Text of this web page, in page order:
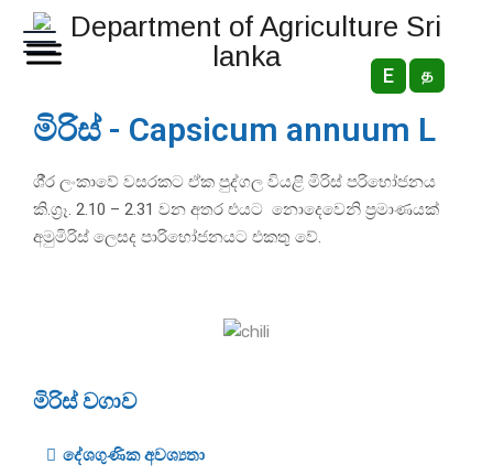
E த
මිරිස් - Capsicum annuum L
ශී‍්‍ර ලංකාවේ වසරකට ඒක පුද්ගල වියළි මිරිස් පරිභෝජනය
කි.ග‍්‍රෑ. 2.10 – 2.31 වන අතර එයට නොදෙවෙනි ප‍්‍රමාණයක්
අමුමිරිස් ලෙසද පාරිභෝජනයට එකතු වේ.
මිරිස් වගාව
දේශගුණික අවශ්‍යතා